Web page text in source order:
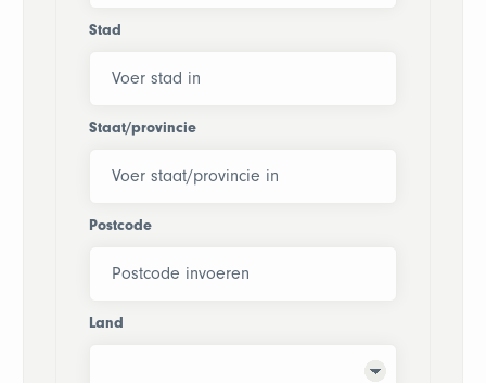
Stad
Staat/provincie
Postcode
Land